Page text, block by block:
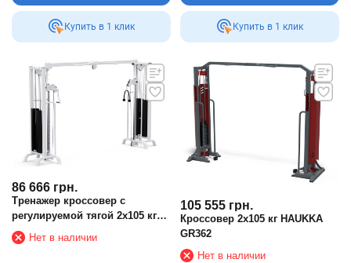
Купить в 1 клик Купить в 1 клик
86 666 грн.
Тренажер кроссовер с
регулируемой тягой 2х105 кг
HAUKKA K261
Нет в наличии
105 555 грн.
Кроссовер 2х105 кг HAUKKA
GR362
Нет в наличии